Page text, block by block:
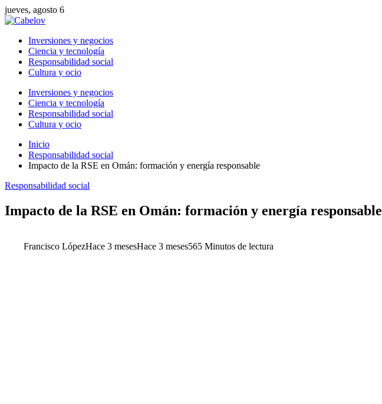
jueves, agosto 6
Inversiones y negocios
Ciencia y tecnología
Responsabilidad social
Cultura y ocio
Inversiones y negocios
Ciencia y tecnología
Responsabilidad social
Cultura y ocio
Inicio
Responsabilidad social
Impacto de la RSE en Omán: formación y energía responsable
Responsabilidad social
Impacto de la RSE en Omán: formación y energía responsable
Francisco LópezHace 3 mesesHace 3 meses565 Minutos de lectura